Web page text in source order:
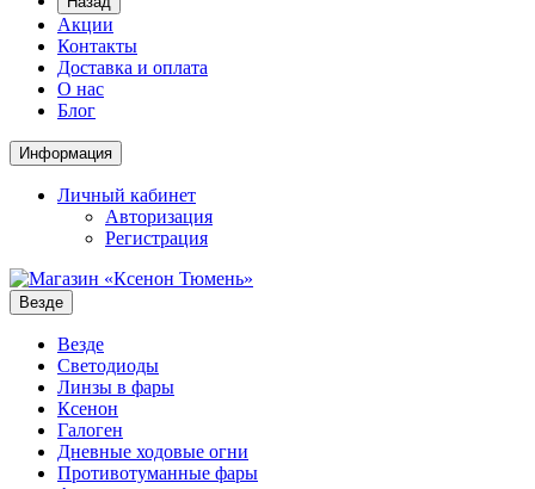
Акции
Контакты
Доставка и оплата
О нас
Блог
Информация
Личный кабинет
Авторизация
Регистрация
Везде
Везде
Светодиоды
Линзы в фары
Ксенон
Галоген
Дневные ходовые огни
Противотуманные фары